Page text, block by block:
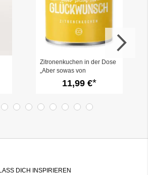
Zitronenkuchen in der Dose
„Aber sowas von
Glückwunsch“
11,99 €
LASS DICH INSPIRIEREN